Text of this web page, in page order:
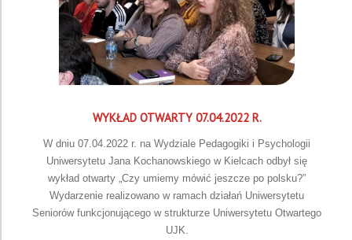
WYKŁAD OTWARTY 07.04.2022 R.
W dniu 07.04.2022 r. na Wydziale Pedagogiki i Psychologii
Uniwersytetu Jana Kochanowskiego w Kielcach odbył się
wykład otwarty „Czy umiemy mówić jeszcze po polsku?”
Wydarzenie realizowano w ramach działań Uniwersytetu
Seniorów funkcjonującego w strukturze Uniwersytetu Otwartego
UJK.